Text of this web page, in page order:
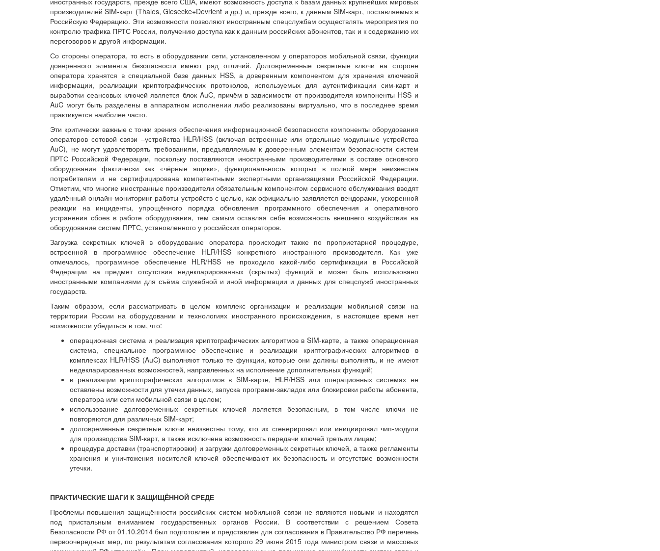
производителей SIM-карт (Thales, Giesecke+Devrient и др.) и, прежде всего, к данным SIM-карт, поставляемых в
Российскую Федерацию. Эти возможности позволяют иностранным спецслужбам осуществлять мероприятия по
контролю трафика ПРТС России, получению доступа как к данным российских абонентов, так и к содержанию их
переговоров и другой информации.
Со стороны оператора, то есть в оборудовании сети, установленном у операторов мобильной связи, функции
доверенного элемента безопасности имеют ряд отличий. Долговременные секретные ключи на стороне
оператора хранятся в специальной базе данных HSS, а доверенным компонентом для хранения ключевой
информации, реализации криптографических протоколов, используемых для аутентификации сим-карт и
выработки сеансовых ключей является блок AuC, причём в зависимости от производителя компоненты HSS и
AuC могут быть разделены в аппаратном исполнении либо реализованы виртуально, что в последнее время
практикуется наиболее часто.
Эти критически важные с точки зрения обеспечения информационной безопасности компоненты оборудования
операторов сотовой связи –устройства HLR/HSS (включая встроенные или отдельные модульные устройства
AuC), не могут удовлетворять требованиям, предъявляемым к доверенным элементам безопасности систем
ПРТС Российской Федерации, поскольку поставляются иностранными производителями в составе основного
оборудования фактически как «чёрные ящики», функциональность которых в полной мере неизвестна
потребителям и не сертифицирована компетентными экспертными организациями Российской Федерации.
Отметим, что многие иностранные производители обязательным компонентом сервисного обслуживания вводят
удалённый онлайн-мониторинг работы устройств с целью, как официально заявляется вендорами, ускоренной
реакции на инциденты, упрощённого порядка обновления программного обеспечения и оперативного
устранения сбоев в работе оборудования, тем самым оставляя себе возможность внешнего воздействия на
оборудование систем ПРТС, установленного у российских операторов.
Загрузка секретных ключей в оборудование оператора происходит также по проприетарной процедуре,
встроенной в программное обеспечение HLR/HSS конкретного иностранного производителя. Как уже
отмечалось, программное обеспечение HLR/HSS не проходило какой-либо сертификации в Российской
Федерации на предмет отсутствия недекларированных (скрытых) функций и может быть использовано
иностранными компаниями для съёма служебной и иной информации и данных для спецслужб иностранных
государств.
Таким образом, если рассматривать в целом комплекс организации и реализации мобильной связи на
территории России на оборудовании и технологиях иностранного происхождения, в настоящее время нет
возможности убедиться в том, что:
операционная система и реализация криптографических алгоритмов в SIM-карте, а также операционная
система, специальное программное обеспечение и реализации криптографических алгоритмов в
комплексах HLR/HSS (AuC) выполняют только те функции, которые они должны выполнять, и не имеют
недекларированных возможностей, направленных на исполнение дополнительных функций;
в реализации криптографических алгоритмов в SIM-карте, HLR/HSS или операционных системах не
оставлены возможности для утечки данных, запуска программ-закладок или блокировки работы абонента,
оператора или сети мобильной связи в целом;
использование долговременных секретных ключей является безопасным, в том числе ключи не
повторяются для различных SIM-карт;
долговременные секретные ключи неизвестны тому, кто их сгенерировал или инициировал чип-модули
для производства SIM-карт, а также исключена возможность передачи ключей третьим лицам;
процедура доставки (транспортировки) и загрузки долговременных секретных ключей, а также регламенты
хранения и уничтожения носителей ключей обеспечивают их безопасность и отсутствие возможности
утечки.
ПРАКТИЧЕСКИЕ ШАГИ К ЗАЩИЩЁННОЙ СРЕДЕ
Проблемы повышения защищённости российских систем мобильной связи не являются новыми и находятся
под пристальным вниманием государственных органов России. В соответствии с решением Совета
Безопасности РФ от 01.10.2014 был подготовлен и представлен для согласования в Правительство РФ перечень
первоочередных мер, по результатам согласования которого 29 июня 2015 года министром связи и массовых